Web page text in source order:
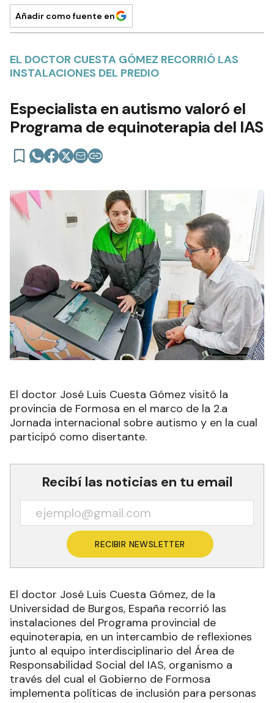
Añadir como fuente en
EL DOCTOR CUESTA GÓMEZ RECORRIÓ LAS
INSTALACIONES DEL PREDIO
Especialista en autismo valoró el
Programa de equinoterapia del IAS
El doctor José Luis Cuesta Gómez visitó la
provincia de Formosa en el marco de la 2.a
Jornada internacional sobre autismo y en la cual
participó como disertante.
Recibí las noticias en tu email
RECIBIR NEWSLETTER
El doctor José Luis Cuesta Gómez, de la
Universidad de Burgos, España recorrió las
instalaciones del Programa provincial de
equinoterapia, en un intercambio de reflexiones
junto al equipo interdisciplinario del Área de
Responsabilidad Social del IAS, organismo a
través del cual el Gobierno de Formosa
implementa políticas de inclusión para personas